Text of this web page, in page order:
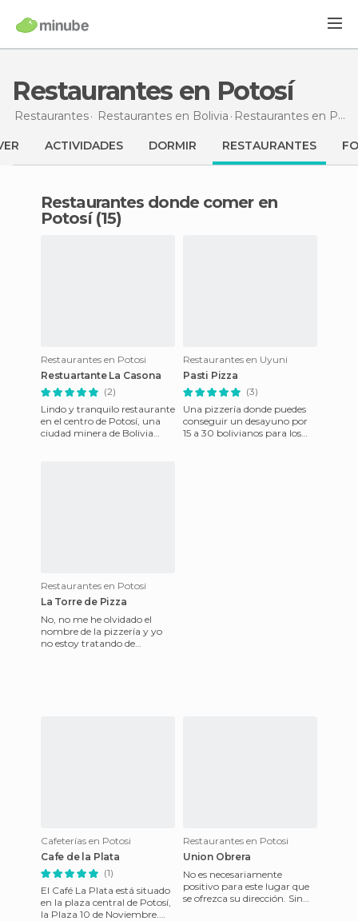
Restaurantes en Potosí
Restaurantes Restaurantes en Bolivia Restaurantes en Potosí
ACTIVIDADES DORMIR RESTAURANTES
Restaurantes donde comer en
Potosí (15)
Restaurantes en Potosi
Restuartante La Casona
(2)
Lindo y tranquilo restaurante
en el centro de Potosí, una
ciudad minera de Bolivia
Restaurantes en Uyuni
Pasti Pizza
(3)
Una pizzería donde puedes
conseguir un desayuno por
15 a 30 bolivianos para los
Restaurantes en Potosi
La Torre de Pizza
No, no me he olvidado el
nombre de la pizzería y yo
no estoy tratando de
Cafeterías en Potosi
Cafe de la Plata
(1)
El Café La Plata está situado
en la plaza central de Potosí,
la Plaza 10 de Noviembre.
Restaurantes en Potosi
Union Obrera
No es necesariamente
positivo para este lugar que
se ofrezca su dirección. Sin